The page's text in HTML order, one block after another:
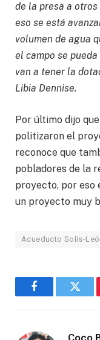
de la presa a
eso se está
volumen de agua
el campo se
van a tener la
Libia Dennise.
Por último dijo
politizaron el
reconoce que
pobladores de la
proyecto, por eso
un proyecto muy
Acueducto Solís-
Facebook
Coco